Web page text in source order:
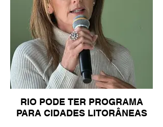
RIO PODE TER PROGRAMA
PARA CIDADES LITORÂNEAS